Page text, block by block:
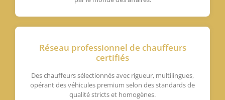
Réseau professionnel de chauffeurs
certifiés
Des chauffeurs sélectionnés avec rigueur, multilingues,
opérant des véhicules premium selon des standards de
qualité stricts et homogènes.